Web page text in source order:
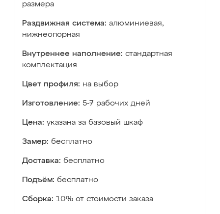
размера
Раздвижная система: алюминиевая,
нижнеопорная
Внутреннее наполнение: стандартная
комплектация
Цвет профиля: на выбор
Изготовление: 5-7 рабочих дней
Цена: указана за базовый шкаф
Замер: бесплатно
Доставка: бесплатно
Подъём: бесплатно
Сборка: 10% от стоимости заказа